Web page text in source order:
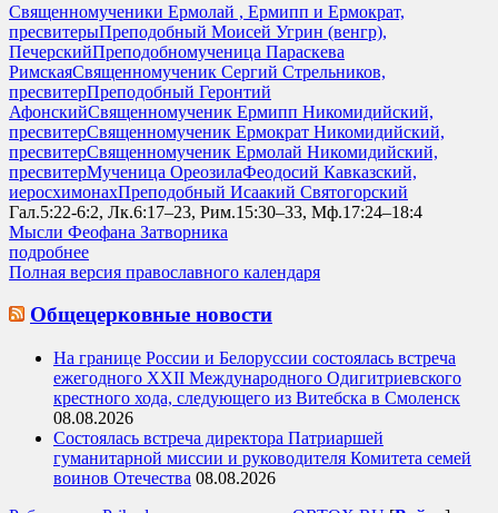
Священномученики Ермолай , Ермипп и Ермократ,
пресвитерыПреподобный Моисей Угрин (венгр),
ПечерскийПреподобномученица Параскева
РимскаяСвященномученик Сергий Стрельников,
пресвитерПреподобный Геронтий
АфонскийСвященномученик Ермипп Никомидийский,
пресвитерСвященномученик Ермократ Никомидийский,
пресвитерСвященномученик Ермолай Никомидийский,
пресвитерМученица ОреозилаФеодосий Кавказский,
иеросхимонахПреподобный Исаакий Святогорский
Гал.5:22-6:2, Лк.6:17–23, Рим.15:30–33, Мф.17:24–18:4
Мысли Феофана Затворника
подробнее
Полная версия православного календаря
Общецерковные новости
На границе России и Белоруссии состоялась встреча
ежегодного XXII Международного Одигитриевского
крестного хода, следующего из Витебска в Смоленск
08.08.2026
Состоялась встреча директора Патриаршей
гуманитарной миссии и руководителя Комитета семей
воинов Отечества 08.08.2026